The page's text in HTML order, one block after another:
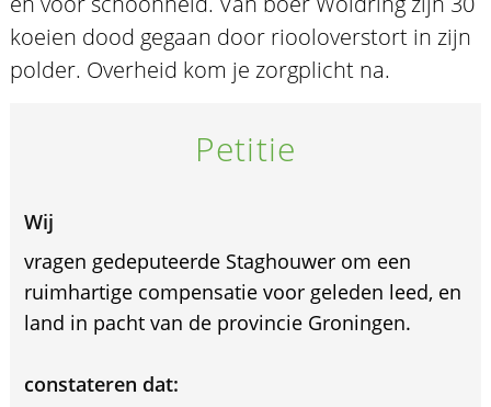
koeien dood gegaan door riooloverstort in zijn
polder. Overheid kom je zorgplicht na.
Petitie
Wij
vragen gedeputeerde Staghouwer om een
ruimhartige compensatie voor geleden leed, en
land in pacht van de provincie Groningen.
constateren dat: